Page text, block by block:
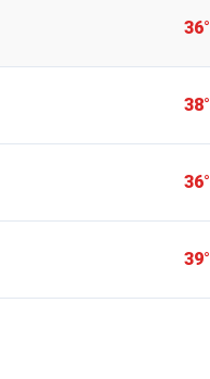
36°
38°
36°
39°